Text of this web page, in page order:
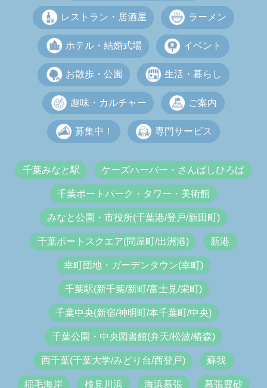
レストラン・居酒屋 ラーメン
ホテル・結婚式場 イベント
お散歩・公園 生活・暮らし
趣味・カルチャー ご案内
募集中！ 専門サービス
千葉みなと駅 ケーズハーバー・さんばしひろば
千葉ポートパーク・タワー・美術館
みなと公園・市役所(千葉港/登戸/新田町)
千葉ポートスクエア(問屋町/出洲港) 新港
幸町団地・ガーデンタウン(幸町)
千葉駅(新千葉/新町/富士見/栄町)
千葉中央(新宿/神明町/本千葉町/中央)
千葉公園・中央図書館(弁天/松波/椿森)
西千葉(千葉大学/みどり台/西登戸) 蘇我
稲毛海岸 検見川浜 海浜幕張 幕張豊砂